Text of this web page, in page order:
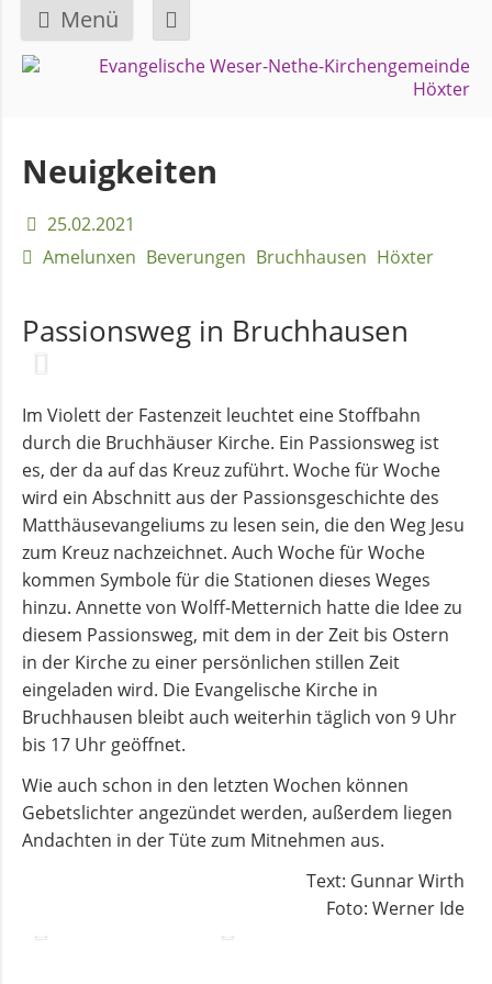
Menü
Navigation
GEMEINDE
Über
uns
Überblick
Gremien
Ausschüsse
Pfarrer
und
Pfarrerinnen
Gemeindebüro
Weinbergstiftung
AKTUELLES
Neuigkeiten
Neuigkeiten
25.02.2021
Amelunxen Beverungen Bruchhausen Höxter
Passionsweg in Bruchhausen
Im Violett der Fastenzeit leuchtet eine Stoffbahn
durch die Bruchhäuser Kirche. Ein Passionsweg ist
es, der da auf das Kreuz zuführt. Woche für Woche
wird ein Abschnitt aus der Passionsgeschichte des
Matthäusevangeliums zu lesen sein, die den Weg Jesu
zum Kreuz nachzeichnet. Auch Woche für Woche
kommen Symbole für die Stationen dieses Weges
hinzu. Annette von Wolff-Metternich hatte die Idee zu
diesem Passionsweg, mit dem in der Zeit bis Ostern
in der Kirche zu einer persönlichen stillen Zeit
eingeladen wird. Die Evangelische Kirche in
Bruchhausen bleibt auch weiterhin täglich von 9 Uhr
bis 17 Uhr geöffnet.
Wie auch schon in den letzten Wochen können
Gebetslichter angezündet werden, außerdem liegen
Andachten in der Tüte zum Mitnehmen aus.
Text: Gunnar Wirth
Foto: Werner Ide